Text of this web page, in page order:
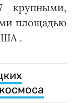
крупными,
площадью
.